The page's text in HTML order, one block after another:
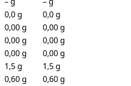
0,0 g
0,0 g
0,00 g
0,00 g
0,00 g
0,00 g
0,00 g
0,00 g
1,5 g
1,5 g
0,60 g
0,60 g